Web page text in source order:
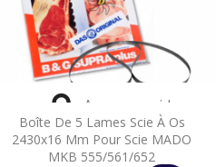
Boîte De 5 Lames Scie À Os
2430x16 Mm Pour Scie MADO
MKB 555/561/652
 Aperçu rapide